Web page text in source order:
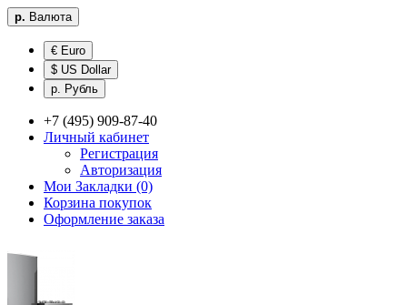
р. Валюта
€ Euro
$ US Dollar
р. Рубль
+7 (495) 909-87-40
Личный кабинет
Регистрация
Авторизация
Мои Закладки (0)
Корзина покупок
Оформление заказа